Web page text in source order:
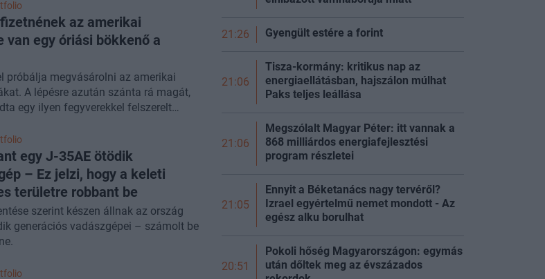
az amerikai
van egy óriási bökkenő a
próbálja megvásárolni az amerikai
A lépésre azután szánta rá magát,
egy ilyen fegyverekkel felszerelt
szembeni elrettentő
adhat az ELSA nevű európai
– írta meg a
Financial Times
egy J-35AE ötödik
– Ez jelzi, hogy a keleti
területre robbant be
szerint készen állnak az ország
generációs vadászgépei – számolt be
21:26 Gyengült estére a forint
21:06
Tisza-kormány: kritikus nap az
energiaellátásban, hajszálon múlhat
Paks teljes leállása
21:06
Megszólalt Magyar Péter: itt vannak a
868 milliárdos energiafejlesztési
program részletei
21:05
Ennyit a Béketanács nagy tervéről?
Izrael egyértelmű nemet mondott - Az
egész alku borulhat
20:51
Pokoli hőség Magyarországon: egymás
után dőltek meg az évszázados